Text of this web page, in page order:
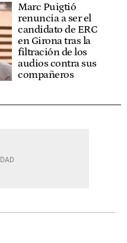
Marc Puigtió
renuncia a ser el
candidato de ERC
en Girona tras la
filtración de los
audios contra sus
compañeros